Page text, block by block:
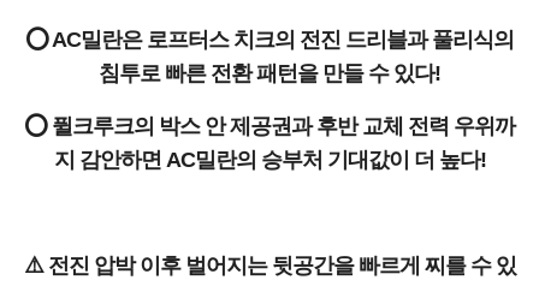
⭕ AC밀란은 로프터스 치크의 전진 드리블과 풀리식의
침투로 빠른 전환 패턴을 만들 수 있다!
⭕ 퓔크루크의 박스 안 제공권과 후반 교체 전력 우위까
지 감안하면 AC밀란의 승부처 기대값이 더 높다!
⚠️ 전진 압박 이후 벌어지는 뒷공간을 빠르게 찌를 수 있